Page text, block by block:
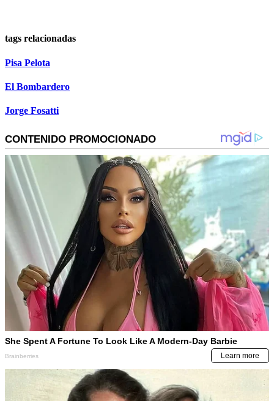
tags relacionadas
Pisa Pelota
El Bombardero
Jorge Fosatti